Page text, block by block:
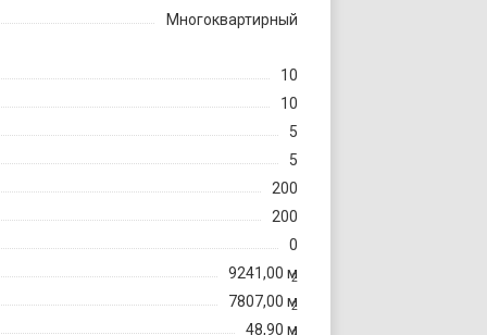
Многоквартирный
10
10
5
5
200
200
0
9241,00 м2
7807,00 м2
48,90 м